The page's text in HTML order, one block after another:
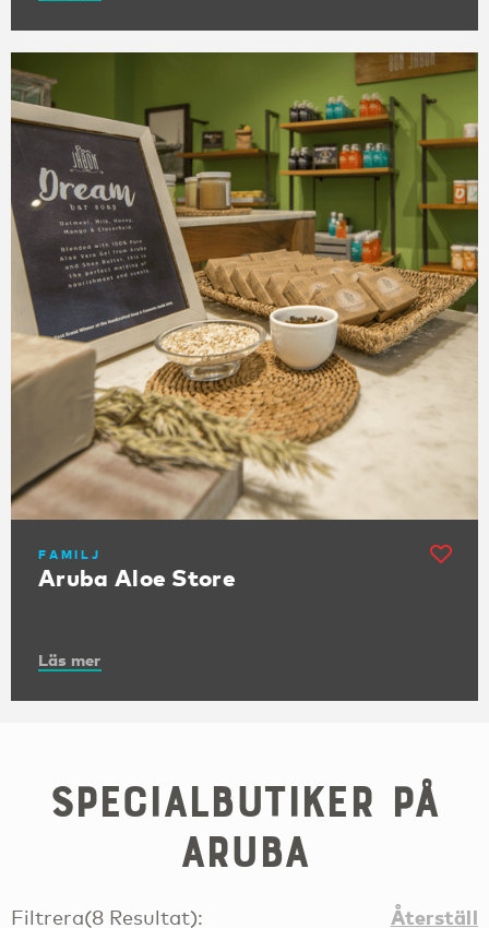
FAMILJ
Aruba Aloe Store
Läs mer
Specialbutiker på
Aruba
Filtrera(8 Resultat): Återställ